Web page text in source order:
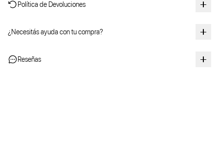
Política de Devoluciones
¿Necesitás ayuda con tu compra?
Reseñas